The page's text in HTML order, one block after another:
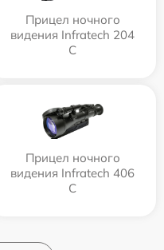
Прицел ночного
видения Infratech 204
С
Прицел ночного
видения Infratech 406
С